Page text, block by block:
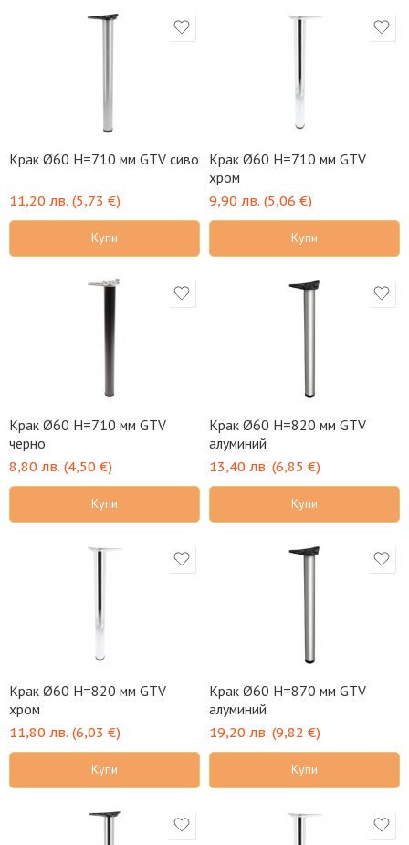
Крак Ø60 H=710 мм GTV сиво
11,20 лв. (5,73 €)
Купи
Крак Ø60 H=710 мм GTV
хром
9,90 лв. (5,06 €)
Купи
Крак Ø60 H=710 мм GTV
черно
8,80 лв. (4,50 €)
Купи
Крак Ø60 H=820 мм GTV
алуминий
13,40 лв. (6,85 €)
Купи
Крак Ø60 H=820 мм GTV
хром
11,80 лв. (6,03 €)
Купи
Крак Ø60 H=870 мм GTV
алуминий
19,20 лв. (9,82 €)
Купи